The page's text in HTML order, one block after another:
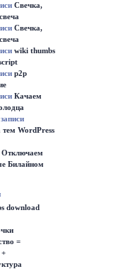
Свечка,
Свечка,
wiki thumbs
p2p
Качаем
тем WordPress
Отключаем
Билайном
download
=